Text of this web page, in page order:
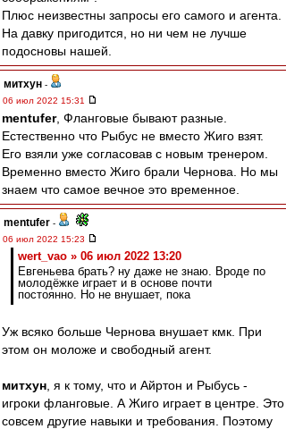
Плюс неизвестны запросы его самого и агента.
На давку пригодится, но ни чем не лучше
подосновы нашей.
митхун -
06 июл 2022 15:31
mentufer, Фланговые бывают разные.
Естественно что Рыбус не вместо Жиго взят.
Его взяли уже согласовав с новым тренером.
Временно вместо Жиго брали Чернова. Но мы
знаем что самое вечное это временное.
mentufer -
06 июл 2022 15:23
wert_vao » 06 июл 2022 13:20
Евгеньева брать? ну даже не знаю. Вроде по
молодёжке играет и в основе почти
постоянно. Но не внушает, пока
Уж всяко больше Чернова внушает кмк. При
этом он моложе и свободный агент.
митхун , я к тому, что и Айртон и Рыбусь -
игроки фланговые. А Жиго играет в центре. Это
совсем другие навыки и требования. Поэтому